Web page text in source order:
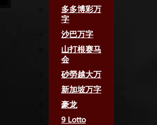
多多博彩万
字
沙巴万字
山打根赛马
会
砂勞越大万
新加坡万字
豪龙
9 Lotto